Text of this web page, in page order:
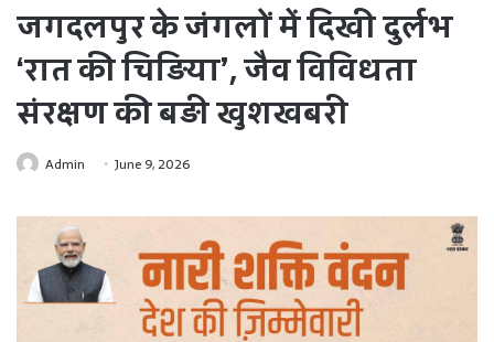
जगदलपुर के जंगलों में दिखी दुर्लभ
‘रात की चिड़िया’, जैव विविधता
संरक्षण की बड़ी खुशखबरी
Admin June 9, 2026